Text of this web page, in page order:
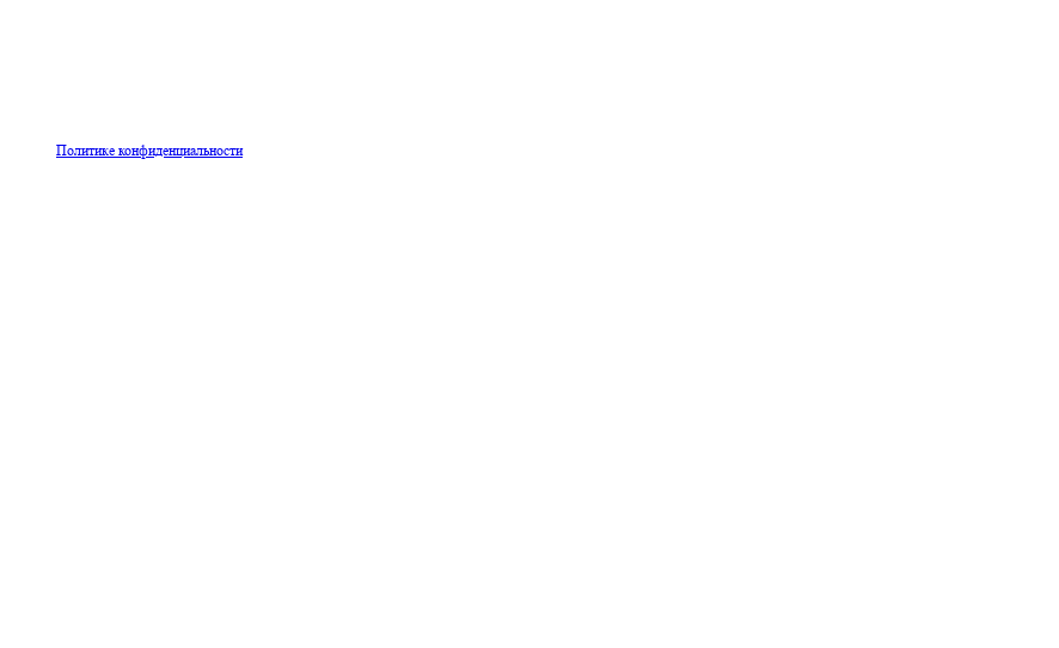
Политике конфиденциальности